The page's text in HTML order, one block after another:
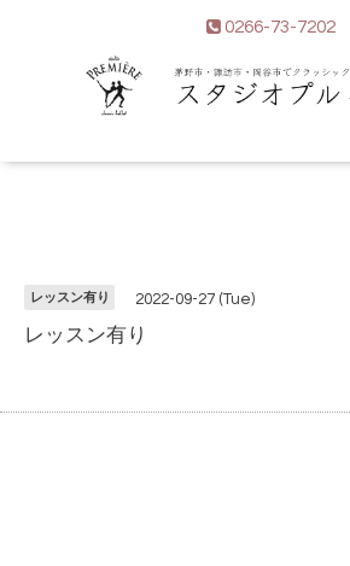
0266-73-7202
レッスン有り 2022-09-27 (Tue)
レッスン有り